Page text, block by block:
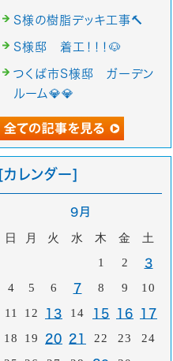
S様の樹脂デッキ工事🔨
S様邸 着工！！！🐶
つくば市S様邸 ガーデン
ルーム💎💎
[カレンダー]
9月
日 月 火 水 木 金
土
1
2 3
4 5 6 7 8 9
10
11
12 13 14 15 16 17
18 19 20 21 22 23
24